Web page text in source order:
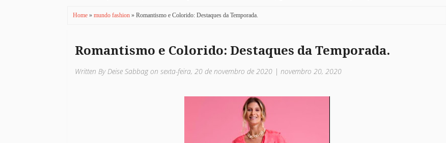
Home » mundo fashion » Romantismo e Colorido: Destaques da Temporada.
Romantismo e Colorido: Destaques da Temporada.
Written By Deise Sabbag on sexta-feira, 20 de novembro de 2020 | novembro 20, 2020